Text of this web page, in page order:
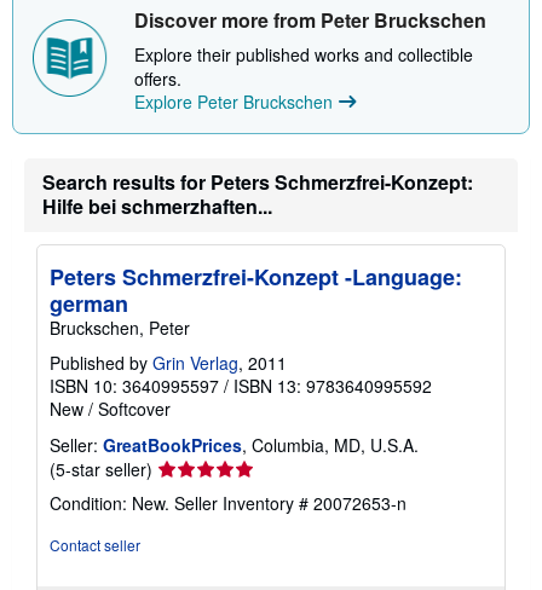
s
i
p
n
a
s
Discover more from Peter Bruckschen
Explore their published works and collectible
offers.
Explore Peter Bruckschen
Search results for Peters Schmerzfrei-Konzept:
Hilfe bei schmerzhaften...
Peters Schmerzfrei-Konzept -Language:
german
Bruckschen, Peter
Published by Grin Verlag, 2011
ISBN 10: 3640995597 / ISBN 13: 9783640995592
New / Softcover
Seller: GreatBookPrices, Columbia, MD, U.S.A.
(5-star seller) Seller
rating
5
Condition: New. Seller Inventory # 20072653-n
Contact seller